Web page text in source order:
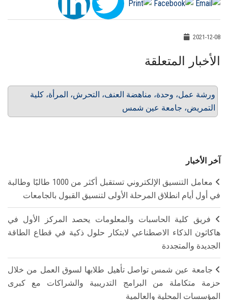
2021-12-08
الأخبار المتعلقة
ورشة عمل، وحدة، مناهضة العنف، التحرش، المرأة، كلية
التمريض، جامعة عين شمس
آخر الأخبار
معامل التنسيق الإلكتروني تستقبل أكثر من 1000 طالبًا وطالبة
في أول أيام انطلاق المرحلة الأولى لتنسيق القبول بالجامعات
فريق كلية الحاسبات والمعلومات يحصد المركز الأول في
هاكاثون الذكاء الاصطناعي لابتكار حلول ذكية في قطاع الطاقة
الجديدة والمتجددة
جامعة عين شمس تواصل تأهيل طلابها لسوق العمل من خلال
حزمة متكاملة من البرامج التدريبية والشراكات مع كبرى
المؤسسات المحلية والعالمية